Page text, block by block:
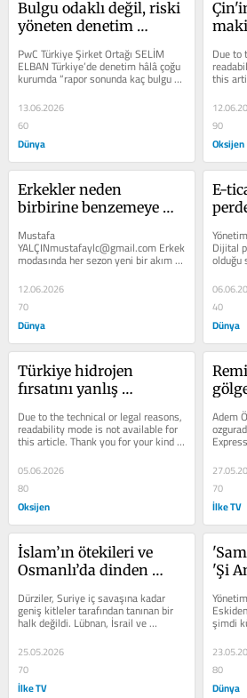
Bulgu odaklı değil, riski
yöneten denetim
PwC Türkiye Şirket Ortağı SELİM
ELBAN Türkiye’de denetim hâlâ çoğu
kurumda “rapor sonunda kaç bulgu
yazıldı?” sorusu üzerinden...
13.06.2026
60
Dünya
Due to
this
90
Oksijen
Erkekler neden
birbirine benzemeye
Mustafa
YALÇINmustafaylc@gmail.com Erkek
modasında her sezon yeni bir akım
ortaya çıkıyor. Ancak son yıllarda
dikkat çeken asıl mesele,...
12.06.2026
70
Dünya
E-
Dijital
olduğu
40
Dünya
Türkiye hidrojen
fırsatını yanlış
Due to the technical or legal reasons,
readability mode is not available for
this article. Thank you for your kind
05.06.2026
80
Oksijen
Adem
70
İlke TV
İslam’ın ötekileri ve
Osmanlı’da dinden
Dürziler, Suriye iç savaşına kadar
geniş kitleler tarafından tanınan bir
halk değildi. Lübnan, İsrail ve
Suriye’nin sarp dağlarına...
25.05.2026
70
İlke TV
'Şi
şimdi
80
Dünya